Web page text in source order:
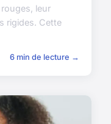
leur
rigides. Cette
6 min de lecture →